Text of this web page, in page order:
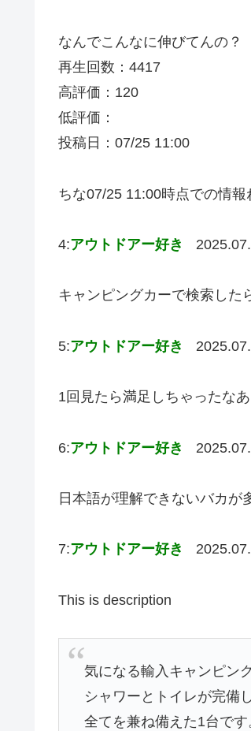
なんでこんなに伸びてんの？
再生回数：4417
高評価：120
低評価：
投稿日：07/25 11:00
ちな07/25 11:00時点での情報
4:アウトドアー好き
キャンピングカーで検索した
5:アウトドアー好き
1回見たら満足しちゃったなあ
6:アウトドアー好き
日本語が理解できないバカが
7:アウトドアー好き
This is description
気になる輸入キャンピン
シャワーとトイレが完備
全てを兼ね備えた1台です